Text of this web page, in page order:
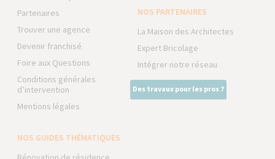
Partenaires
Trouver une agence
Devenir franchisé
Foire aux Questions
Conditions générales
d’intervention
Mentions légales
NOS PARTENAIRES
La Maison des Architectes
Expert Bricolage
Intégrer notre réseau
Des travaux pour les pros ?
NOS GUIDES THÉMATIQUES